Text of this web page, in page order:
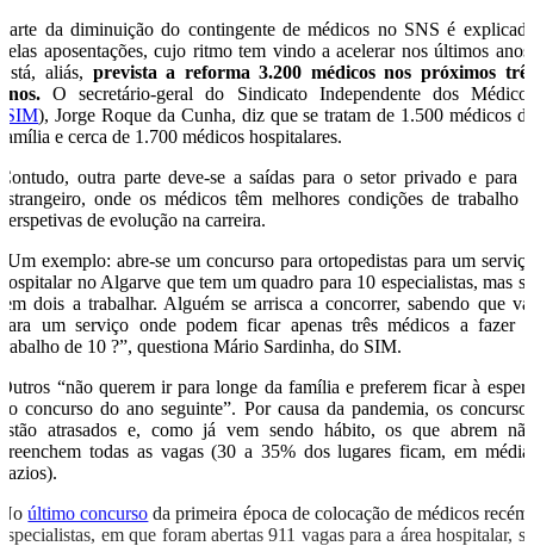
Parte da diminuição do contingente de médicos no SNS é explicada
pelas aposentações, cujo ritmo tem vindo a acelerar nos últimos anos.
Está, aliás, prevista a reforma 3.200 médicos nos próximos três
anos.O secretário-geral do Sindicato Independente dos Médicos
SIM), Jorge Roque da Cunha, diz que se tratam de 1.500 médicos de
família e cerca de 1.700 médicos hospitalares.
Contudo, outra parte deve-se a saídas para o setor privado e para o
estrangeiro, onde os médicos têm melhores condições de trabalho e
perspetivas de evolução na carreira.
“Um exemplo: abre-se um concurso para ortopedistas para um serviço
hospitalar no Algarve que tem um quadro para 10 especialistas, mas só
tem dois a trabalhar. Alguém se arrisca a concorrer, sabendo que vai
para um serviço onde podem ficar apenas três médicos a fazer o
trabalho de 10 ?”, questiona Mário Sardinha, do SIM.
Outros “não querem ir para longe da família e preferem ficar à espera
do concurso do ano seguinte”. Por causa da pandemia, os concursos
estão atrasados e, como já vem sendo hábito, os que abrem não
preenchem todas as vagas (30 a 35% dos lugares ficam, em média,
vazios).
Noúltimo concurso da primeira época de colocação de médicos recém-
especialistas, em que foram abertas 911 vagas para a área hospitalar, só